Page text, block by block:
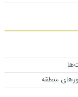
منطقه